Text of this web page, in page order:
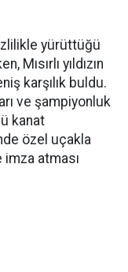
yürüttüğü
Mısırlı yıldızın
karşılık buldu.
ve şampiyonluk
kanat
özel uçakla
atması